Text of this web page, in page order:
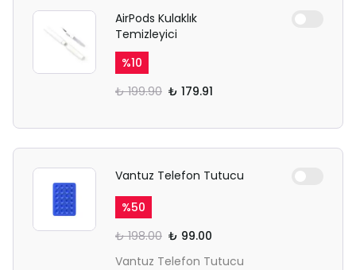
AirPods Kulaklık
Temizleyici
%10
₺ 199.90 ₺ 179.91
Vantuz Telefon Tutucu
%50
₺ 198.00 ₺ 99.00
Vantuz Telefon Tutucu